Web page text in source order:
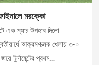
মরক্কো
এক ম্যাচ উপহার দিলো
আক্রমণাত্মক খেলায় ৩-০
টুর্নামেন্টের প্রথম…